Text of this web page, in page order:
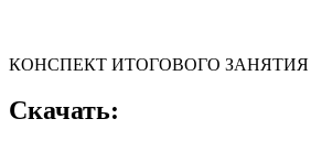
КОНСПЕКТ ИТОГОВОГО
Скачать: